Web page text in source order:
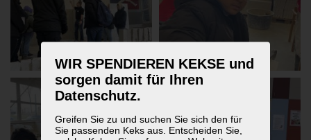
WIR SPENDIEREN KEKSE und
sorgen damit für Ihren
Datenschutz.
Greifen Sie zu und suchen Sie sich den für
Sie passenden Keks aus. Entscheiden Sie,